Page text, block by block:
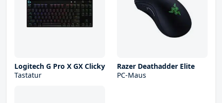
Logitech G Pro X GX Clicky
Tastatur
Razer Deathadder Elite
PC-Maus